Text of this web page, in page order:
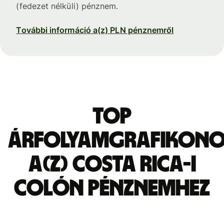
(fedezet nélküli) pénznem.
További információ a(z) PLN pénznemről
Top
a(z) Costa Rica-i
colón pénznemhez